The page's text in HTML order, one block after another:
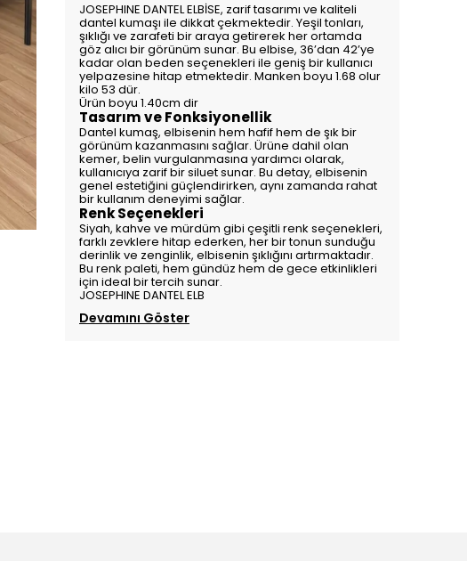
JOSEPHINE DANTEL ELBİSE, zarif tasarımı ve kaliteli
dantel kumaşı ile dikkat çekmektedir. Yeşil tonları,
şıklığı ve zarafeti bir araya getirerek her ortamda
göz alıcı bir görünüm sunar. Bu elbise, 36’dan 42’ye
kadar olan beden seçenekleri ile geniş bir kullanıcı
yelpazesine hitap etmektedir. Manken boyu 1.68 olur
kilo 53 dür.
Ürün boyu 1.40cm dir
Tasarım ve Fonksiyonellik
Dantel kumaş, elbisenin hem hafif hem de şık bir
görünüm kazanmasını sağlar. Ürüne dahil olan
kemer, belin vurgulanmasına yardımcı olarak,
kullanıcıya zarif bir siluet sunar. Bu detay, elbisenin
genel estetiğini güçlendirirken, aynı zamanda rahat
bir kullanım deneyimi sağlar.
Renk Seçenekleri
Siyah, kahve ve mürdüm gibi çeşitli renk seçenekleri,
farklı zevklere hitap ederken, her bir tonun sunduğu
derinlik ve zenginlik, elbisenin şıklığını artırmaktadır.
Bu renk paleti, hem gündüz hem de gece etkinlikleri
için ideal bir tercih sunar.
JOSEPHINE DANTEL ELB
Devamını Göster